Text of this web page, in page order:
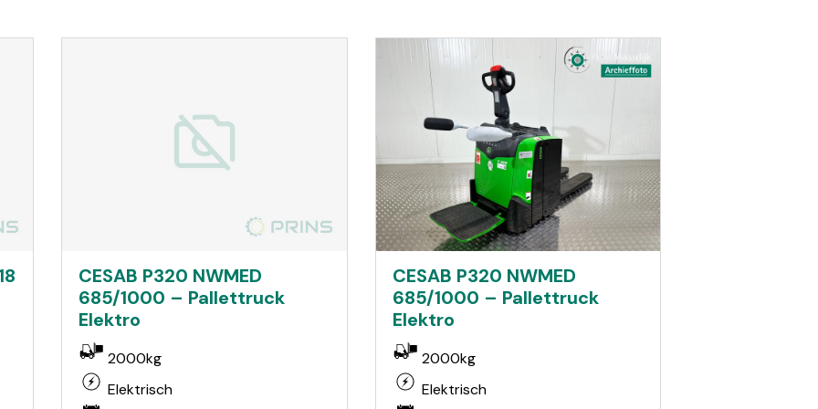
CESAB P320 NWMED
685/1000 – Pallettruck
Elektro
2000kg
Elektrisch
CESAB P320 NWMED
685/1000 – Pallettruck
Elektro
2000kg
Elektrisch